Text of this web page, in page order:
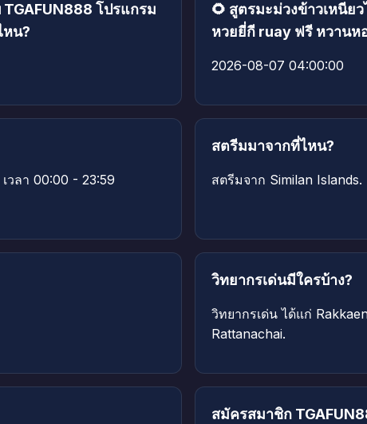
โปรแกรม
น?
🌻 สูตรมะม่วงข้าวเหนีย
หวยยี่กี ruay ฟรี หวานห
2026-08-07 04:00:00
ลา 00:00 - 23:59
สตรีมมาจากที่ไหน?
สตรีมจาก Similan Islands.
วิทยากรเด่นมีใครบ้าง?
วิทยากรเด่น ได้แก่
Rattanachai.
สมัครสมาชิก